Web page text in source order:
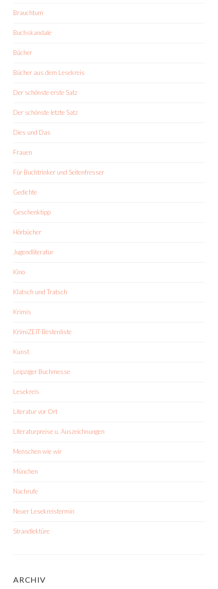
Brauchtum
Buchskandale
Bücher
Bücher aus dem Lesekreis
Der schönste erste Satz
Der schönste letzte Satz
Dies und Das
Frauen
Für Buchtrinker und Seitenfresser
Gedichte
Geschenktipp
Hörbücher
Jugendliteratur
Kino
Klatsch und Tratsch
Krimis
KrimiZEIT-Bestenliste
Kunst
Leipziger Buchmesse
Lesekreis
Literatur vor Ort
Literaturpreise u. Auszeichnungen
Menschen wie wir
München
Nachrufe
Neuer Lesekreistermin
Strandlektüre
ARCHIV